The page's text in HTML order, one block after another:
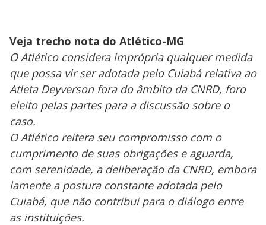
Veja trecho nota do Atlético-MG
O Atlético considera imprópria qualquer medida
que possa vir ser adotada pelo Cuiabá relativa ao
Atleta Deyverson fora do âmbito da CNRD, foro
eleito pelas partes para a discussão sobre o
caso.
O Atlético reitera seu compromisso com o
cumprimento de suas obrigações e aguarda,
com serenidade, a deliberação da CNRD, embora
lamente a postura constante adotada pelo
Cuiabá, que não contribui para o diálogo entre
as instituições.